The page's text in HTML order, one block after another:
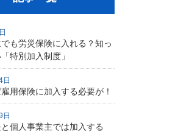
も労災保険に入れる？知っ
特別加入制度」
用保険に加入する必要が！
日
個人事業主では加入する
日